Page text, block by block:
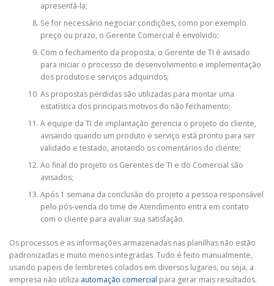
apresentá-la;
Se for necessário negociar condições, como por exemplo
preço ou prazo, o Gerente Comercial é envolvido;
Com o fechamento da proposta, o Gerente de TI é avisado
para iniciar o processo de desenvolvimento e implementação
dos produtos e serviços adquiridos;
As propostas perdidas são utilizadas para montar uma
estatística dos principais motivos do não fechamento;
A equipe da TI de implantação gerencia o projeto do cliente,
avisando quando um produto e serviço está pronto para ser
validado e testado, anotando os comentários do cliente;
Ao final do projeto os Gerentes de TI e do Comercial são
avisados;
Após 1 semana da conclusão do projeto a pessoa responsável
pelo pós-venda do time de Atendimento entra em contato
com o cliente para avaliar sua satisfação.
Os processos e as informações armazenadas nas planilhas não estão
padronizadas e muito menos integradas. Tudo é feito manualmente,
usando papeis de lembretes colados em diversos lugares, ou seja, a
empresa não utiliza automação comercial para gerar mais resultados.